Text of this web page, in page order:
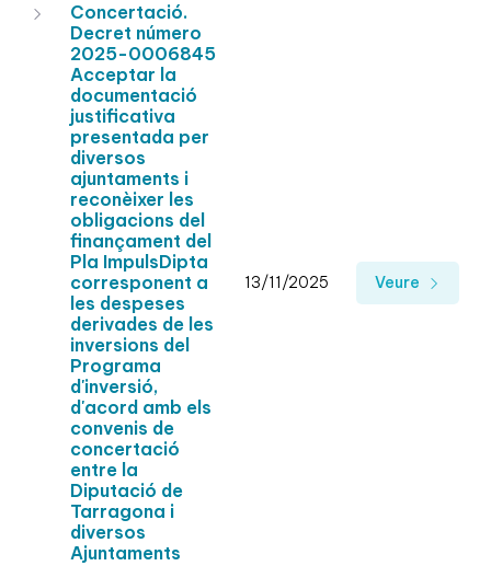
Concertació.
Decret número
2025-0006845
Acceptar la
documentació
justificativa
presentada per
diversos
ajuntaments i
reconèixer les
obligacions del
finançament del
Pla ImpulsDipta
corresponent a
les despeses
derivades de les
inversions del
Programa
d'inversió,
d'acord amb els
convenis de
concertació
entre la
Diputació de
Tarragona i
diversos
Ajuntaments
13/11/2025 Veure